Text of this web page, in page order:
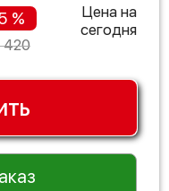
%
420
Цена на
сегодня